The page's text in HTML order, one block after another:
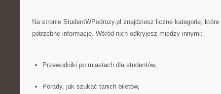
Na stronie StudentWPodrozy.pl znajdziesz liczne kategorie,
potrzebne informacje. Wśród nich odkryjesz między innymi:
Przewodniki po miastach dla studentów,
Porady, jak szukać tanich biletów,